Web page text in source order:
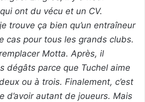
ont du vécu et un CV.
trouve ça bien qu’un entraîneur
cas pour tous les grands clubs.
Motta. Après, il
dégâts parce que Tuchel aime
ou à trois. Finalement, c’est
d’avoir autant de joueurs. Mais